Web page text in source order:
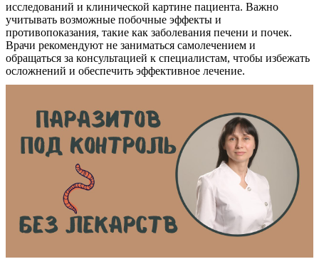
исследований и клинической картине пациента. Важно
учитывать возможные побочные эффекты и
противопоказания, такие как заболевания печени и почек.
Врачи рекомендуют не заниматься самолечением и
обращаться за консультацией к специалистам, чтобы избежать
осложнений и обеспечить эффективное лечение.